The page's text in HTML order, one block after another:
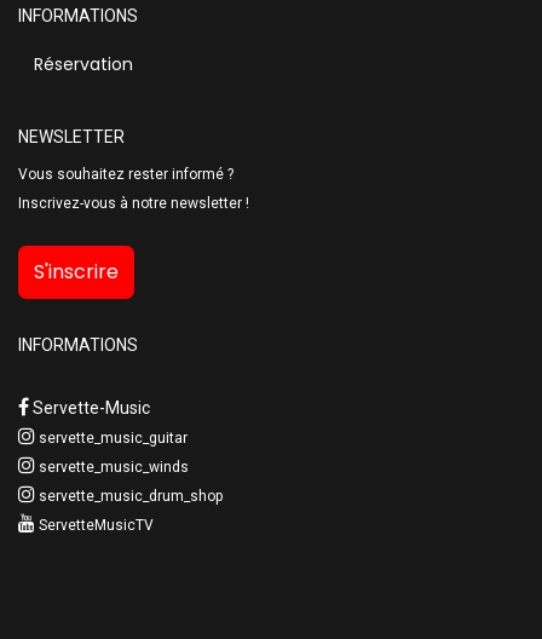
INFORMATIONS
Réservation
NEWSLETTER
Vous souhaitez rester informé ?
Inscrivez-vous à notre newsletter !
S'inscrire
INFORMATIONS
Servette-Music
servette_music_guitar
servette_music_winds
servette_music_drum_shop
ServetteMusicTV